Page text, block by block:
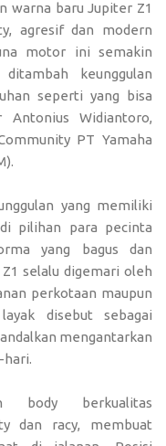
warna baru Jupiter Z1
agresif dan modern
motor ini semakin
keunggulan
seperti yang bisa
Widiantoro,
PT Yamaha
yang memiliki
pilihan para pecinta
yang bagus dan
selalu digemari oleh
perkotaan maupun
disebut sebagai
mengantarkan
hari.
body berkualitas
dan racy, membuat